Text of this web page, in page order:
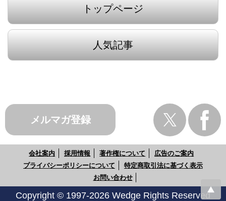
トップページ
人気記事
メルマガ登録
会社案内 採用情報 著作権について
広告のご案内
プライバシーポリシーについて
特定商取引法に基づく表示
お問い合わせ
Copyright © 1997-2026 Wedge Rights Reserved